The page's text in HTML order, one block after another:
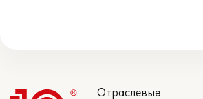
Отраслевые